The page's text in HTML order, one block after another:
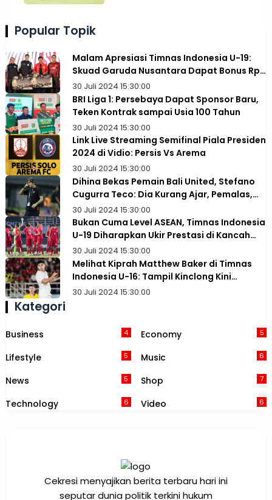
Popular Topik
Malam Apresiasi Timnas Indonesia U-19:
Skuad Garuda Nusantara Dapat Bonus Rp1
Miliar
30 Juli 2024 15:30:00
BRI Liga 1: Persebaya Dapat Sponsor Baru,
Teken Kontrak sampai Usia 100 Tahun
30 Juli 2024 15:30:00
Link Live Streaming Semifinal Piala Presiden
2024 di Vidio: Persis Vs Arema
30 Juli 2024 15:30:00
Dihina Bekas Pemain Bali United, Stefano
Cugurra Teco: Dia Kurang Ajar, Pemalas,
dan Tidak Paham Taktik
30 Juli 2024 15:30:00
Bukan Cuma Level ASEAN, Timnas Indonesia
U-19 Diharapkan Ukir Prestasi di Kancah
Asia
30 Juli 2024 15:30:00
Melihat Kiprah Matthew Baker di Timnas
Indonesia U-16: Tampil Kinclong Kini
Terancam Dibajak Australia
30 Juli 2024 15:30:00
Kategori
Business 4 Economy 5
Lifestyle 5 Music 6
News 5 Shop 7
Technology 6 Video 6
Cekresi menyajikan berita terbaru hari ini
seputar dunia politik terkini hukum